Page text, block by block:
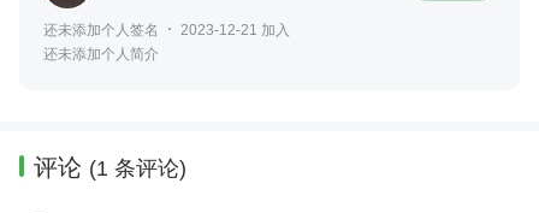
还未添加个人签名
2023-12-21 加入
还未添加个人简介
评论 (1 条评论)